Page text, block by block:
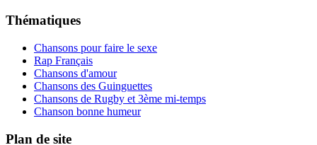
Thématiques
Chansons pour faire le sexe
Rap Français
Chansons d'amour
Chansons des Guinguettes
Chansons de Rugby et 3ème mi-temps
Chanson bonne humeur
Plan de site